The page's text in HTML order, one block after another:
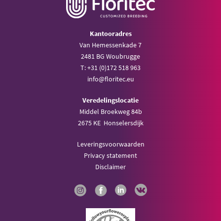
Kantooradres
Van Hemessenkade 7
2481 BG Woubrugge
T: +31 (0)172 518 963
info@floritec.eu
Veredelingslocatie
Middel Broekweg 84b
2675 KE Honselersdijk
Leveringsvoorwaarden
Privacy statement
Disclaimer